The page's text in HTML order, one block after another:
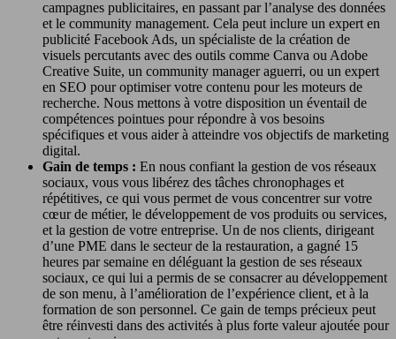
campagnes publicitaires, en passant par l’analyse des données
et le community management. Cela peut inclure un expert en
publicité Facebook Ads, un spécialiste de la création de
visuels percutants avec des outils comme Canva ou Adobe
Creative Suite, un community manager aguerri, ou un expert
en SEO pour optimiser votre contenu pour les moteurs de
recherche. Nous mettons à votre disposition un éventail de
compétences pointues pour répondre à vos besoins
spécifiques et vous aider à atteindre vos objectifs de marketing
digital.
Gain de temps : En nous confiant la gestion de vos réseaux
sociaux, vous vous libérez des tâches chronophages et
répétitives, ce qui vous permet de vous concentrer sur votre
cœur de métier, le développement de vos produits ou services,
et la gestion de votre entreprise. Un de nos clients, dirigeant
d’une PME dans le secteur de la restauration, a gagné 15
heures par semaine en déléguant la gestion de ses réseaux
sociaux, ce qui lui a permis de se consacrer au développement
de son menu, à l’amélioration de l’expérience client, et à la
formation de son personnel. Ce gain de temps précieux peut
être réinvesti dans des activités à plus forte valeur ajoutée pour